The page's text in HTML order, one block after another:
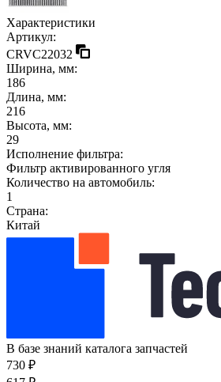
Характеристики
Артикул:
CRVC22032
Ширина, мм:
186
Длина, мм:
216
Высота, мм:
29
Исполнение фильтра:
Фильтр активированного угля
Количество на автомобиль:
1
Страна:
Китай
В базе знаний каталога запчастей
730 ₽